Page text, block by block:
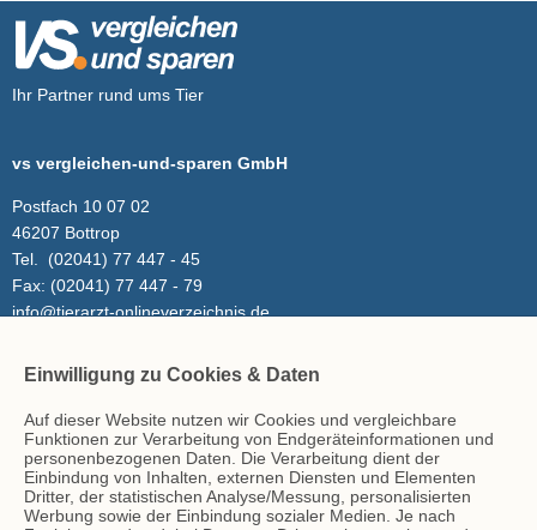
Ihr Partner rund ums Tier
vs vergleichen-und-sparen GmbH
Postfach 10 07 02
46207 Bottrop
Tel.
(02041) 77 447 - 45
Fax: (02041) 77 447 - 79
info@tierarzt-onlineverzeichnis.de
Inhalt
Tierarzt-Suche
Blog
Hinweise
Einwilligung zu Cookies & Daten
Auf dieser Website nutzen wir Cookies und vergleichbare
Funktionen zur Verarbeitung von Endgeräteinformationen und
personenbezogenen Daten. Die Verarbeitung dient der
Einbindung von Inhalten, externen Diensten und Elementen
Dritter, der statistischen Analyse/Messung, personalisierten
Werbung sowie der Einbindung sozialer Medien. Je nach